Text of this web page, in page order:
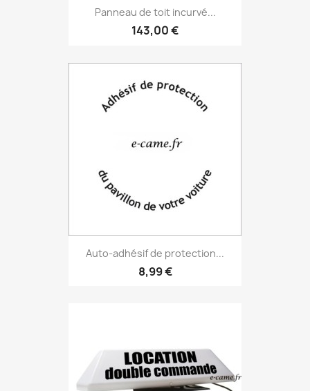
Panneau de toit incurvé...
143,00 €
Auto-adhésif de protection...
8,99 €